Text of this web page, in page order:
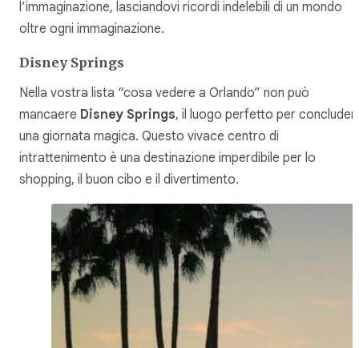
l’immaginazione, lasciandovi ricordi indelebili di un mondo
oltre ogni immaginazione.
Disney Springs
Nella vostra lista “cosa vedere a Orlando” non può
mancaere Disney Springs, il luogo perfetto per
una giornata magica. Questo vivace centro di
intrattenimento è una destinazione imperdibile per lo
shopping, il buon cibo e il divertimento.